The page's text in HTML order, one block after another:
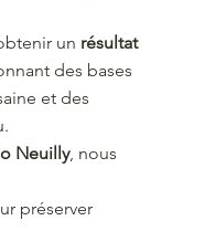
un résultat
des bases
et des
Neuilly, nous
préserver